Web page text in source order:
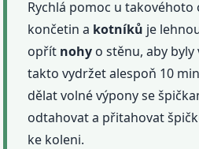
Rychlá pomoc u
končetin a kotníků je
opřít nohy o stěnu, aby byly
takto vydržet alespoň 10
dělat volné výpony se
odtahovat a přitahovat
ke koleni.